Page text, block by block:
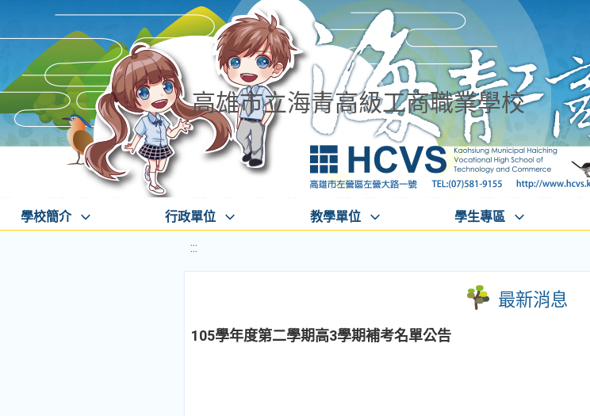
高雄市立海青高級工商職業學校
學校簡介 行政單位 教學單位 學生專區
:::
最新消息
105學年度第二學期高3學期補考名單公告